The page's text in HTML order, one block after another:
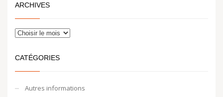
ARCHIVES
CATÉGORIES
Autres informations